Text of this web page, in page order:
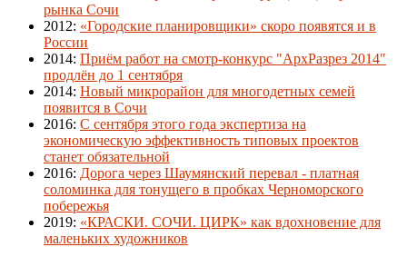
рынка Сочи
2012: «Городские планировщики» скоро появятся и в
России
2014: Приём работ на смотр-конкурс "АрхРазрез 2014"
продлён до 1 сентября
2014: Новый микрорайон для многодетных семей
появится в Сочи
2016: С сентября этого года экспертиза на
экономическую эффективность типовых проектов
станет обязательной
2016: Дорога через Шаумянский перевал - платная
соломинка для тонущего в пробках Черноморского
побережья
2019: «КРАСКИ. СОЧИ. ЦИРК» как вдохновение для
маленьких художников